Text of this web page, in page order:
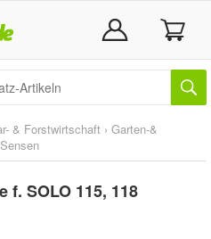
& Forstwirtschaft › Garten-&
f. SOLO 115, 118